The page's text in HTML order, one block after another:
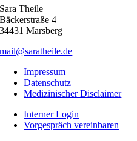
Sara Theile
Bäckerstraße 4
34431 Marsberg
mail@saratheile.de
Impressum
Datenschutz
Medizinischer Disclaimer
Interner Login
Vorgespräch vereinbaren